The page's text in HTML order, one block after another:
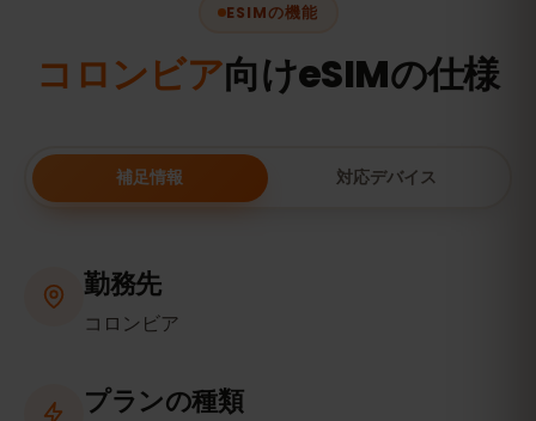
ESIMの機能
コロンビア向けeSIMの仕様
補足情報 対応デバイス
勤務先
コロンビア
プランの種類